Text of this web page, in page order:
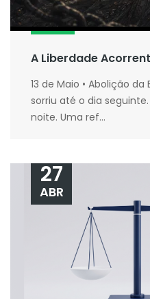
A Liberdade
13 de Maio • Abolição
sorriu até o dia
noite. Uma ref...
27
ABR